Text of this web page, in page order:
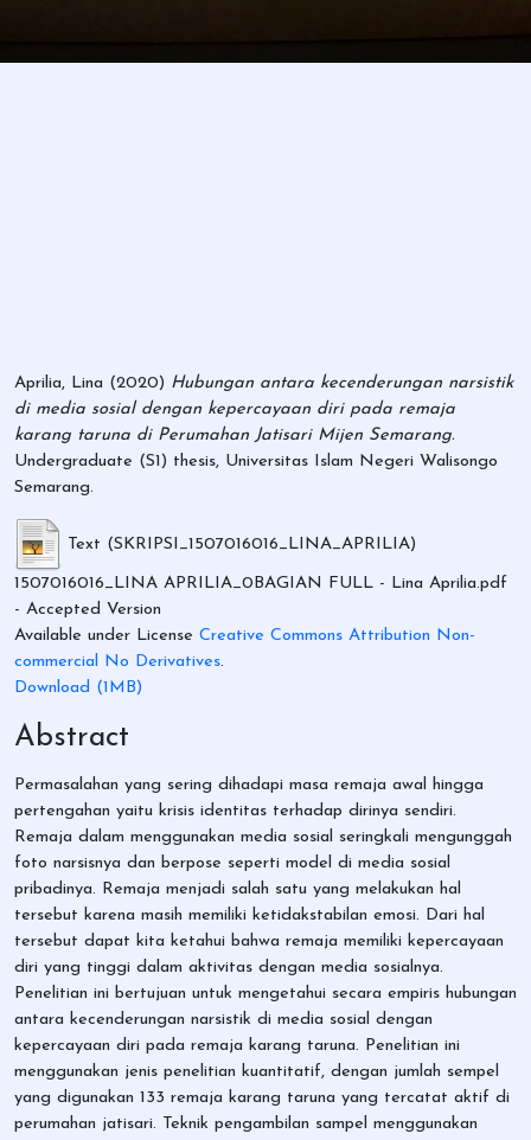
Aprilia, Lina (2020) Hubungan antara kecenderungan narsistik
di media sosial dengan kepercayaan diri pada remaja
karang taruna di Perumahan Jatisari Mijen Semarang.
Undergraduate (S1) thesis, Universitas Islam Negeri Walisongo
Semarang.
Text (SKRIPSI_1507016016_LINA_APRILIA)
1507016016_LINA APRILIA_0BAGIAN FULL - Lina Aprilia.pdf
- Accepted Version
Available under License Creative Commons Attribution Non-
commercial No Derivatives.
Download (1MB)
Abstract
Permasalahan yang sering dihadapi masa remaja awal hingga
pertengahan yaitu krisis identitas terhadap dirinya sendiri.
Remaja dalam menggunakan media sosial seringkali mengunggah
foto narsisnya dan berpose seperti model di media sosial
pribadinya. Remaja menjadi salah satu yang melakukan hal
tersebut karena masih memiliki ketidakstabilan emosi. Dari hal
tersebut dapat kita ketahui bahwa remaja memiliki kepercayaan
diri yang tinggi dalam aktivitas dengan media sosialnya.
Penelitian ini bertujuan untuk mengetahui secara empiris hubungan
antara kecenderungan narsistik di media sosial dengan
kepercayaan diri pada remaja karang taruna. Penelitian ini
menggunakan jenis penelitian kuantitatif, dengan jumlah sempel
yang digunakan 133 remaja karang taruna yang tercatat aktif di
perumahan jatisari. Teknik pengambilan sampel menggunakan